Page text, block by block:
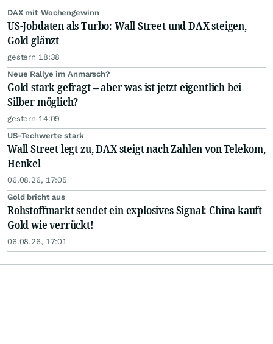
DAX mit Wochengewinn
US-Jobdaten als Turbo: Wall Street und DAX steigen,
Gold glänzt
gestern 18:38
Neue Rallye im Anmarsch?
Gold stark gefragt – aber was ist jetzt eigentlich bei
Silber möglich?
gestern 14:09
US-Techwerte stark
Wall Street legt zu, DAX steigt nach Zahlen von Telekom,
Henkel
06.08.26, 17:05
Gold bricht aus
Rohstoffmarkt sendet ein explosives Signal: China kauft
Gold wie verrückt!
06.08.26, 17:01